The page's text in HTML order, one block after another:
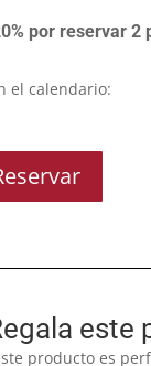
por reservar 2
el calendario:
este
producto es